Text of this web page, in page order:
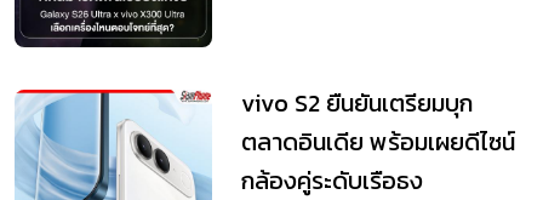
vivo S2 ยืนยันเตรียมบุก
ตลาดอินเดีย พร้อมเผยดีไซน์
กล้องคู่ระดับเรือธง